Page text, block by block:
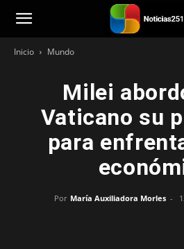
Noticias251
Inicio Mundo
Milei
Vaticano su
para
Por María Auxiliadora Morles -